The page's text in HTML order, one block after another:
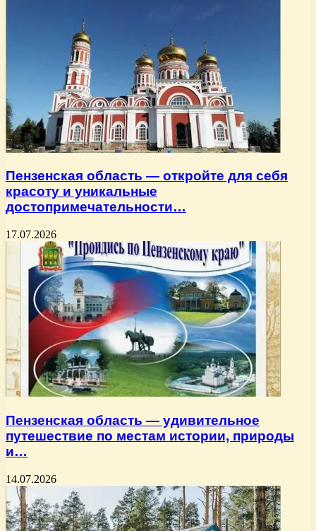
Пензенская область — откройте для себя
красоту и уникальные
достопримечательности…
17.07.2026
Пензенская область — удивительное
путешествие по местам истории, природы
и…
14.07.2026